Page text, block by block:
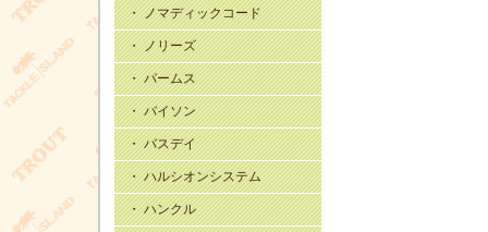
・ ノマディックコード
・ ノリーズ
・ パームス
・ バイソン
・ バスデイ
・ ハルシオンシステム
・ ハンクル